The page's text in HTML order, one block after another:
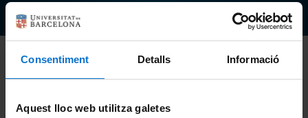
Consentiment Detalls Informació
Aquest lloc web utilitza galetes
Ordenar